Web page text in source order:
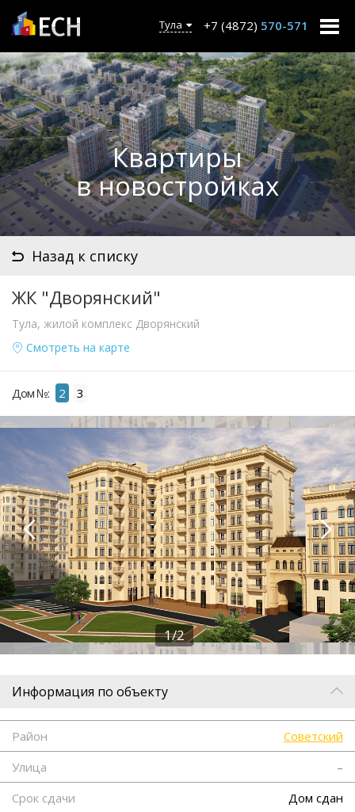
Тула +7 (4872) 570-571
Квартиры
в новостройках
Назад к списку
ЖК "Дворянский"
Тула, жилой комплекс Дворянский
Смотреть на карте
Дом №: 2 3
1/2
Информация по объекту
Район
Советский
Улица
–
Срок сдачи
Дом сдан